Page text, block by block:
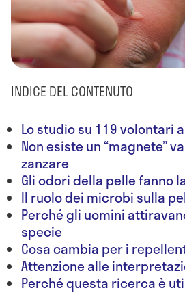
INDICE DEL CONTENUTO
Lo studio su 119 volontari
Non esiste un “magnete”
zanzare
Gli odori della pelle fanno
Il ruolo dei microbi sulla
Perché gli uomini
specie
Cosa cambia per i
Attenzione alle
Perché questa ricerca è